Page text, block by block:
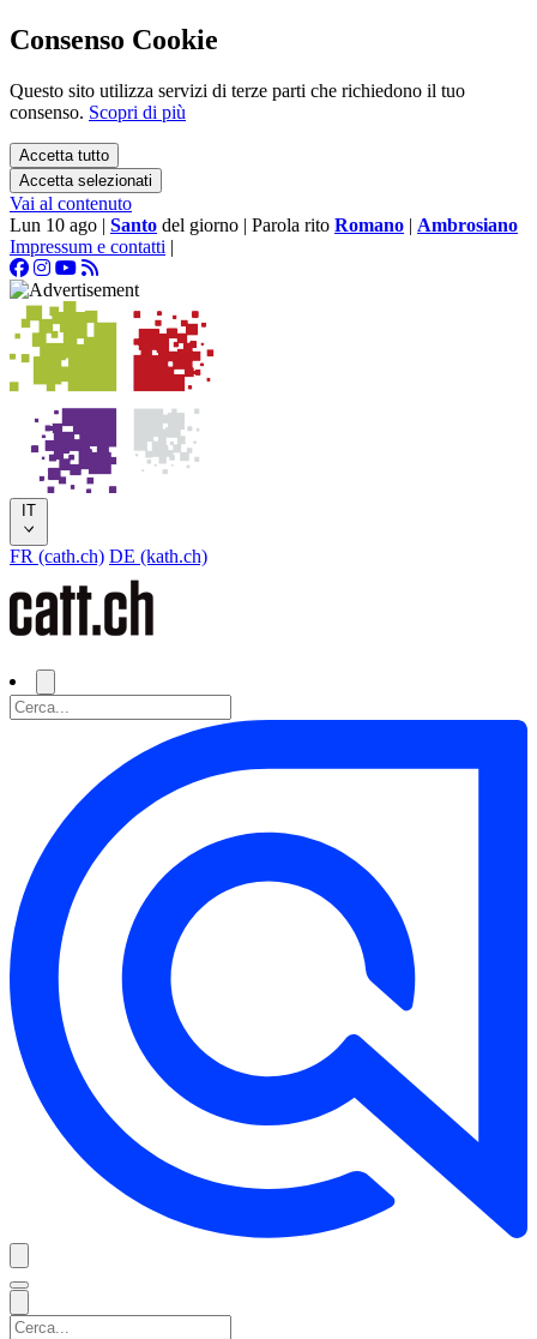
Consenso Cookie
Questo sito utilizza servizi di terze parti che richiedono il tuo
consenso. Scopri di più
Accetta tutto
Accetta selezionati
Vai al contenuto
Lun 10 ago | Santo del giorno | Parola rito Romano | Ambrosiano
Impressum e contatti |
IT
FR (cath.ch) DE (kath.ch)